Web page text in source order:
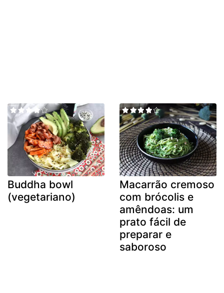
Buddha bowl
(vegetariano)
Macarrão cremoso
com brócolis e
amêndoas: um
prato fácil de
preparar e
saboroso